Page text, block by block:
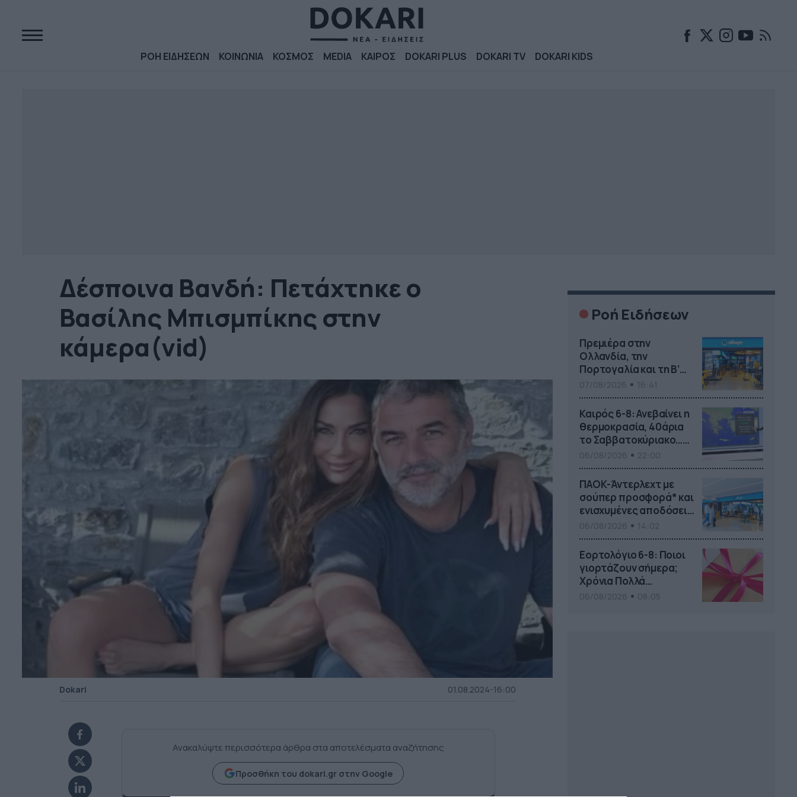
ΡΟΗ ΕΙΔΗΣΕΩΝ ΚΟΙΝΩΝΙΑ ΚΟΣΜΟΣ MEDIA ΚΑΙΡΟΣ DOKARI PLUS DOKARI TV DOKARI KIDS
Δέσποινα Βανδή: Πετάχτηκε ο
Βασίλης Μπισμπίκης στην
κάμερα(vid)
Dokari 01.08.2024-16:00
Ανακαλύψτε περισσότερα άρθρα στα αποτελέσματα αναζήτησης
Προσθήκη του dokari.gr στην Google
Ροή Ειδήσεων
Πρεμιέρα στην
Ολλανδία, την
Πορτογαλία και τη Β’
Γερμανίας με πολλές
στοιχηματικές
επιλογές από το ΠΑΜΕ
ΣΤΟΙΧΗΜΑ
Καιρός 6-8: Ανεβαίνει η
θερμοκρασία, 40άρια
το Σαββατοκύριακο…
ΠΑΟΚ-Άντερλεχτ με
σούπερ προσφορά* και
ενισχυμένες αποδόσεις
το Pamestoixima.gr
Εορτολόγιο 6-8: Ποιοι
γιορτάζουν σήμερα;
Χρόνια Πολλά…